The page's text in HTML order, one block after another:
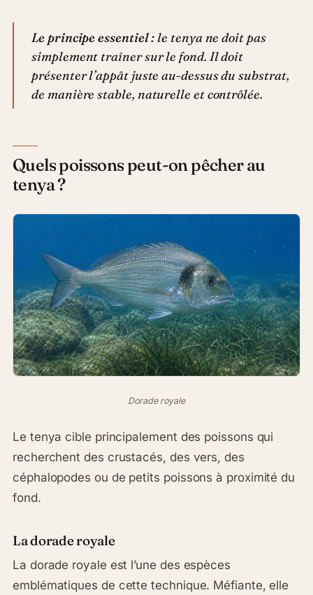
Le principe essentiel :le tenya ne doit pas
simplement traîner sur le fond. Il doit
présenter l’appât juste au-dessus du substrat,
de manière stable, naturelle et contrôlée.
Quels poissons peut-on pêcher au
tenya ?
Dorade royale
Le tenya cible principalement des poissons qui
recherchent des crustacés, des vers, des
céphalopodes ou de petits poissons à proximité du
fond.
La dorade royale
La dorade royale est l’une des espèces
emblématiques de cette technique. Méfiante, elle